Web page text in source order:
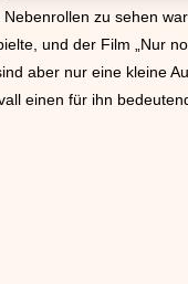
zu sehen
und der Film „Nur
aber nur eine kleine
einen für ihn